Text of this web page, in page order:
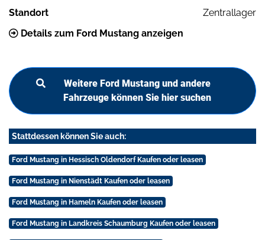
Standort
Zentrallager
Details zum Ford Mustang anzeigen
Weitere Ford Mustang und andere
Fahrzeuge können Sie hier suchen
Stattdessen können Sie auch:
Ford Mustang in Hessisch Oldendorf Kaufen oder leasen
Ford Mustang in Nienstädt Kaufen oder leasen
Ford Mustang in Hameln Kaufen oder leasen
Ford Mustang in Landkreis Schaumburg Kaufen oder leasen